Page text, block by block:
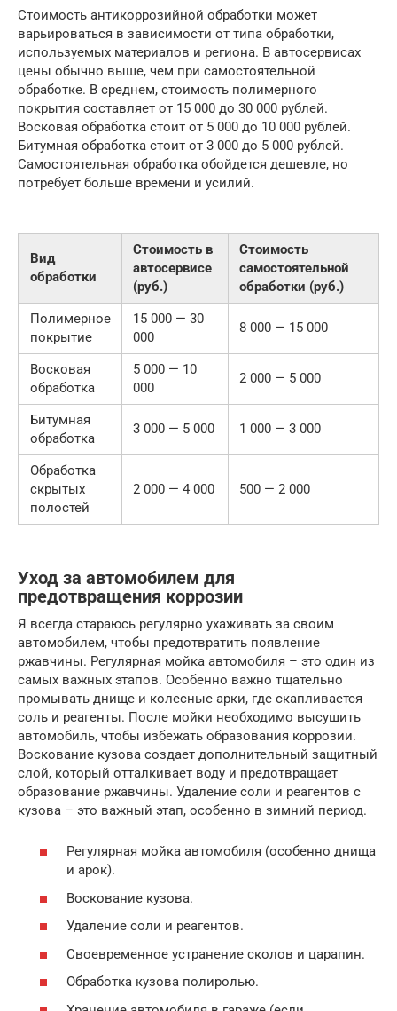
Стоимость антикоррозийной обработки может
варьироваться в зависимости от типа обработки,
используемых материалов и региона. В автосервисах
цены обычно выше, чем при самостоятельной
обработке. В среднем, стоимость полимерного
покрытия составляет от 15 000 до 30 000 рублей.
Восковая обработка стоит от 5 000 до 10 000 рублей.
Битумная обработка стоит от 3 000 до 5 000 рублей.
Самостоятельная обработка обойдется дешевле, но
потребует больше времени и усилий.
Вид
обработки
Стоимость в
автосервисе
(руб.)
Стоимость
самостоятельной
обработки (руб.)
Полимерное
покрытие
15 000 — 30
000
8 000 — 15 000
Восковая
обработка
5 000 — 10
000
2 000 — 5 000
Битумная
обработка
3 000 — 5 000 1 000 — 3 000
Обработка
скрытых
полостей
2 000 — 4 000 500 — 2 000
Уход за автомобилем для
предотвращения коррозии
Я всегда стараюсь регулярно ухаживать за своим
автомобилем, чтобы предотвратить появление
ржавчины. Регулярная мойка автомобиля – это один из
самых важных этапов. Особенно важно тщательно
промывать днище и колесные арки, где скапливается
соль и реагенты. После мойки необходимо высушить
автомобиль, чтобы избежать образования коррозии.
Воскование кузова создает дополнительный защитный
слой, который отталкивает воду и предотвращает
образование ржавчины. Удаление соли и реагентов с
кузова – это важный этап, особенно в зимний период.
Регулярная мойка автомобиля (особенно днища
и арок).
Воскование кузова.
Удаление соли и реагентов.
Своевременное устранение сколов и царапин.
Обработка кузова полиролью.